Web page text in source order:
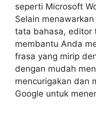
seperti Microsoft
Selain
tata bahasa, editor
membantu Anda
frasa yang mirip
dengan mudah
mencurigakan dan
Google untuk